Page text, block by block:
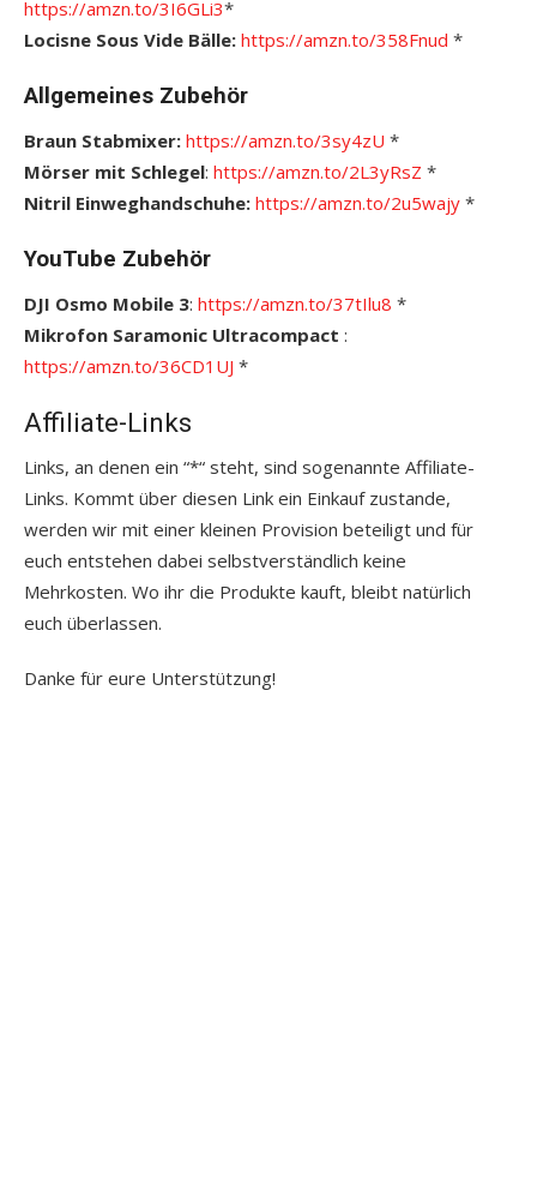
https://amzn.to/3I6GLi3*
Locisne Sous Vide Bälle: https://amzn.to/358Fnud *
Allgemeines Zubehör
Braun Stabmixer: https://amzn.to/3sy4zU *
Mörser mit Schlegel: https://amzn.to/2L3yRsZ *
Nitril Einweghandschuhe: https://amzn.to/2u5wajy *
YouTube Zubehör
DJI Osmo Mobile 3: https://amzn.to/37tIlu8 *
Mikrofon Saramonic Ultracompact :
https://amzn.to/36CD1UJ *
Affiliate-Links
Links, an denen ein “*“ steht, sind sogenannte Affiliate-
Links. Kommt über diesen Link ein Einkauf zustande,
werden wir mit einer kleinen Provision beteiligt und für
euch entstehen dabei selbstverständlich keine
Mehrkosten. Wo ihr die Produkte kauft, bleibt natürlich
euch überlassen.
Danke für eure Unterstützung!